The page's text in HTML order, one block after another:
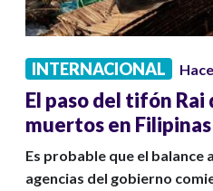
INTERNACIONAL
El paso del tifón Rai
muertos en Filipinas
Es probable que el balance
agencias del gobierno